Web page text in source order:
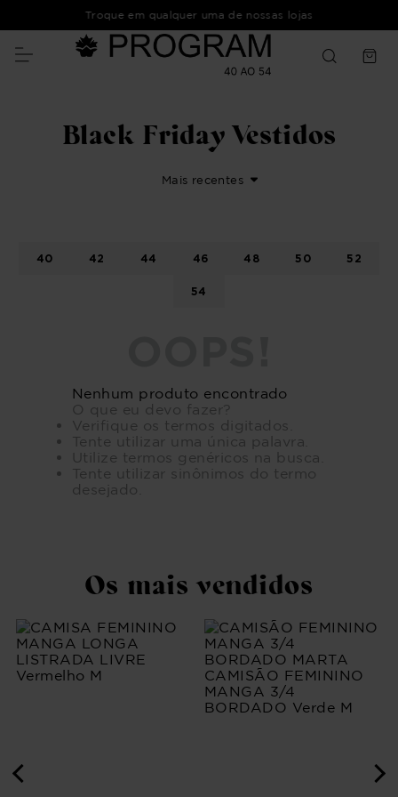
Troque em qualquer uma de nossas lojas
Black Friday Vestidos
Mais recentes
40 42 44 46 48 50 52
54
Nenhum produto encontrado
O que eu devo fazer?
Verifique os termos digitados.
Tente utilizar uma única palavra.
Utilize termos genéricos na busca.
Tente utilizar sinônimos do termo
desejado.
Os mais vendidos